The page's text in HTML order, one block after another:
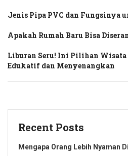
Jenis Pipa PVC dan Fungsinya
Apakah Rumah Baru Bisa
Liburan Seru! Ini Pilihan
Edukatif dan Menyenangkan
Recent Posts
Mengapa Orang Lebih Nyaman